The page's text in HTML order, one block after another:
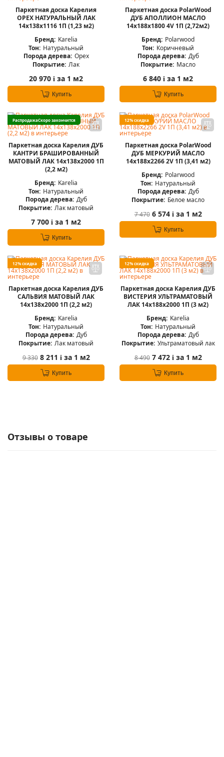
Паркетная доска Карелия
ОРЕХ НАТУРАЛЬНЫЙ ЛАК
14x138x1116 1П (1,23 м2)
Бренд: Karelia
Тон: Натуральный
Порода дерева: Орех
Покрытие: Лак
20 970 i за 1 м2
Купить
Паркетная доска PolarWood
ДУБ АПОЛЛИОН МАСЛО
14x188x1800 4V 1П (2,72м2)
Бренд: Polarwood
Тон: Коричневый
Порода дерева: Дуб
Покрытие: Масло
6 840 i за 1 м2
Купить
РаспродажаСкоро закончится
Паркетная доска Карелия ДУБ
КАНТРИ БРАШИРОВАННЫЙ
МАТОВЫЙ ЛАК 14x138x2000 1П
(2,2 м2)
Бренд: Karelia
Тон: Натуральный
Порода дерева: Дуб
Покрытие: Лак матовый
7 700 i за 1 м2
Купить
12% скидка
Паркетная доска PolarWood
ДУБ МЕРКУРИЙ МАСЛО
14x188x2266 2V 1П (3,41 м2)
Бренд: Polarwood
Тон: Натуральный
Порода дерева: Дуб
Покрытие: Белое масло
7 470 6 574 iза 1 м2
Купить
12% скидка
Паркетная доска Карелия ДУБ
САЛЬВИЯ МАТОВЫЙ ЛАК
14x138x2000 1П (2,2 м2)
Бренд: Karelia
Тон: Натуральный
Порода дерева: Дуб
Покрытие: Лак матовый
9 330 8 211 iза 1 м2
Купить
12% скидка
Паркетная доска Карелия ДУБ
ВИСТЕРИЯ УЛЬТРАМАТОВЫЙ
ЛАК 14x188x2000 1П (3 м2)
Бренд: Karelia
Тон: Натуральный
Порода дерева: Дуб
Покрытие: Ультраматовый лак
8 490 7 472 iза 1 м2
Купить
Отзывы о товаре